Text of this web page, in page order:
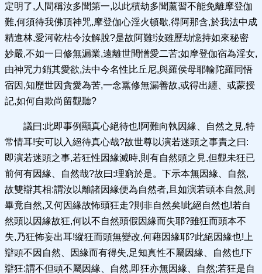
定明了,人間稱汝多聞第一,以此積劫多聞薰習不能免離摩登伽
難,何須待我佛頂神咒,摩登伽心淫火頓歇,得阿那含,於我法中成
精進林,愛河乾枯令汝解脫?是故阿難!汝雖歷劫憶持如來秘密
妙嚴,不如一日修無漏業,遠離世間憎愛二苦;如摩登伽宿為淫女,
由神咒力銷其愛欲,法中今名性比丘尼,與羅侯母耶輸陀羅同悟
宿因,知歷世因貪愛為苦,一念熏修無漏善故,或得出纏、或蒙授
記,如何自欺尚留觀聽?
議曰:此即事例顯真心絕待也!阿難向執因緣、自然之見,特
常情耳!安可以入絕待真心哉?故世尊以演若迷頭之事責之曰:
即演若迷頭之事,若狂性因緣滅時,則有自然頭之見,但觀未狂已
前何有因緣、自然哉?故曰:理窮於是。下示本無因緣、自然,
故雙辯其相:謂汝以離諸因緣便為自然者,且如演若頭本自然,則
畢竟自然,又何因緣故怖頭狂走?則非自然矣!此絕自然也!若自
然頭以因緣故狂,何以不自然頭假因緣而失耶?雖狂而頭本不
失,乃狂怖妄出耳!縱狂而頭無變改,何藉因緣耶?此絕因緣也!上
辯頭不因自然、因緣而有得失,足知真性不屬因緣、自然也!下
辯狂:謂不但頭不屬因緣、自然,即狂亦無因緣、自然;若狂是自